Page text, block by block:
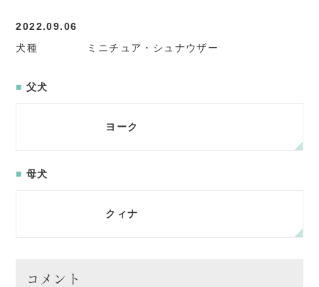
2022.09.06
犬種
ミニチュア・シュナウザー
父犬
ヨーク
母犬
クィナ
コメント